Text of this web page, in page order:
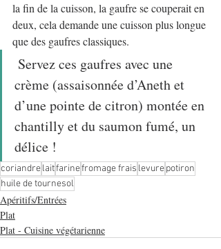
la fin de la cuisson, la gaufre se couperait en
deux, cela demande une cuisson plus longue
que des gaufres classiques.
crème (assaisonnée d’Aneth et
d’une pointe de citron) montée en
chantilly et du saumon fumé, un
délice !
coriandrelaitfarinefromage frais levurepotiron
huile de tournesol
Apéritifs/Entrées
Plat
Plat - Cuisine végétarienne